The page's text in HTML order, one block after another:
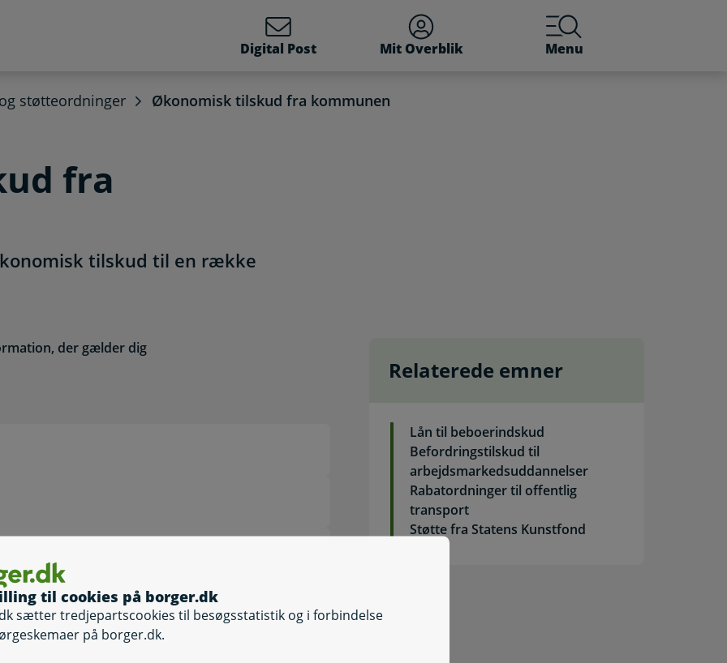
til cookies på borger.dk
sætter tredjepartscookies til besøgsstatistik og i forbindelse
på borger.dk.
Digital Post
Mit Overblik Menu
støtteordninger Økonomisk tilskud fra kommunen
fra
tilskud til en række
der gælder dig
Selvbetjening
Selvbetjening, Ansøg om enkeltydelser
Relaterede emner
Lån til beboerindskud
Befordringstilskud til
arbejdsmarkedsuddannelser
Rabatordninger til offentlig
transport
Støtte fra Statens Kunstfond